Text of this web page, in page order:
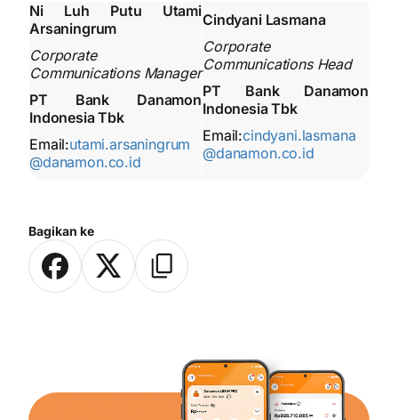
Bagikan ke
Ni Luh Putu Utami
Arsaningrum
Corporate
Communications Manager
PT Bank Danamon
Indonesia Tbk
Email:utami.arsaningrum
@danamon.co.id
Cindyani Lasmana
Corporate
Communications Head
PT Bank Danamon
Indonesia Tbk
Email:cindyani.lasmana
@danamon.co.id